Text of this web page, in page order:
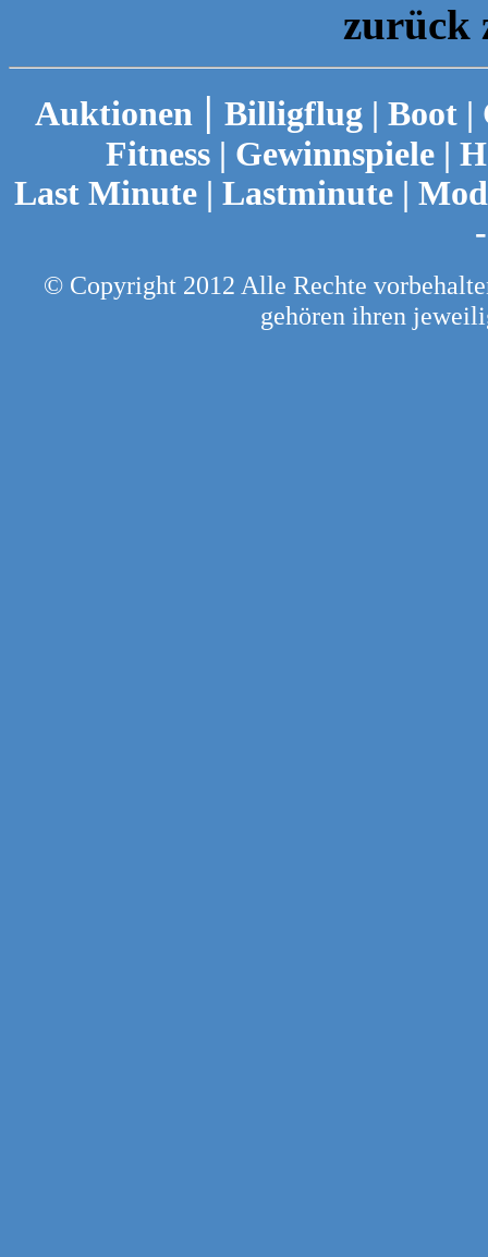
zurück
Auktionen | Billigflug| Boot|
Fitness| Gewinnspiele|
Last Minute| Lastminute|
© Copyright 2012 Alle Rechte
gehören ihren